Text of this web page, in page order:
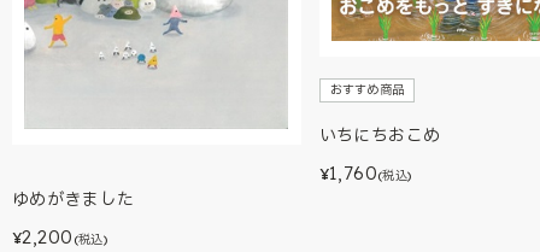
ゆめがきました
¥2,200 (税込)
おすすめ商品
いちにちおこめ
¥1,760(税込)